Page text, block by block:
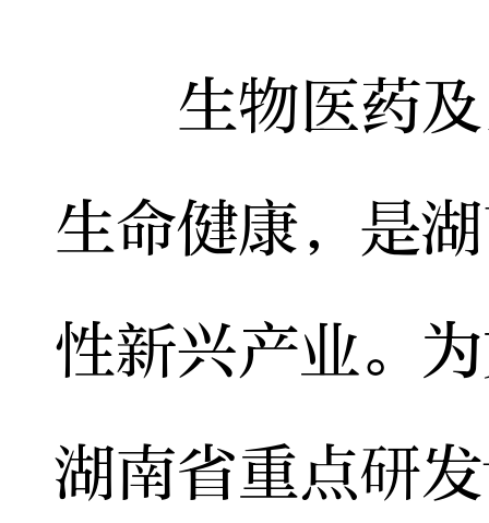
生物医药及
生命健康，是
性新兴产业。
湖南省重点研